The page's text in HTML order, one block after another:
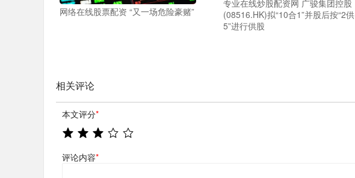
网络在线股票配资 “又一场危险豪赌”
专业在线炒股配资网 广骏集团控股
(08516.HK)拟“10合1”并股后按“2供
5”进行供股
相关评论
本文评分*
评论内容*